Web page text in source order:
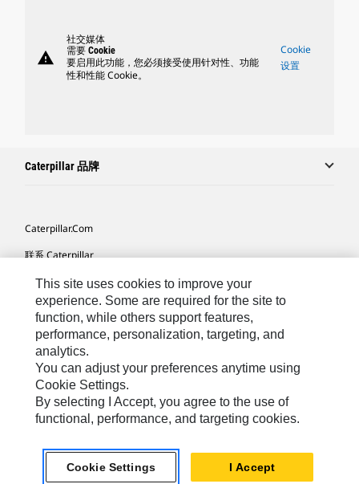
warning
社交媒体
需要 Cookie
要启用此功能，您必须接受使用针对性、功能
性和性能 Cookie。
Cookie
设置
Caterpillar 品牌
Caterpillar.com
联系 Caterpillar
我的营销首选项
站点地图
Cookie Settings
法律
隐私
Africa, Middle East ‧ Chinese© 2026 Caterpillar. 保留所有权利
This site uses cookies to improve your
experience. Some are required for the site to
function, while others support features,
performance, personalization, targeting, and
analytics.
You can adjust your preferences anytime using
Cookie Settings.
By selecting I Accept, you agree to the use of
functional, performance, and targeting cookies.
Cookie Settings I Accept